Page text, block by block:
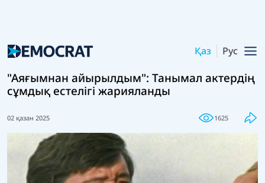
Қаз Рус
"Аяғымнан айырылдым": Танымал актердің
сұмдық естелігі жарияланды
02 қазан 2025 1625